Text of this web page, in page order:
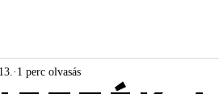
1 perc olvasás